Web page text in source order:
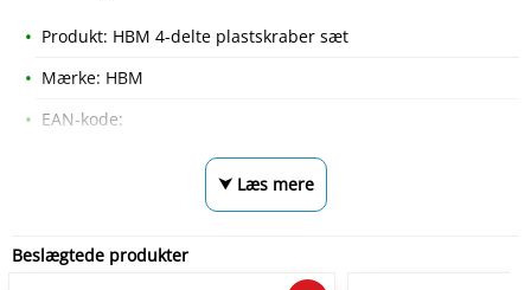
Produkt: HBM 4-delte plastskraber sæt
Mærke: HBM
EAN-kode:
⮟ Læs mere
Beslægtede produkter